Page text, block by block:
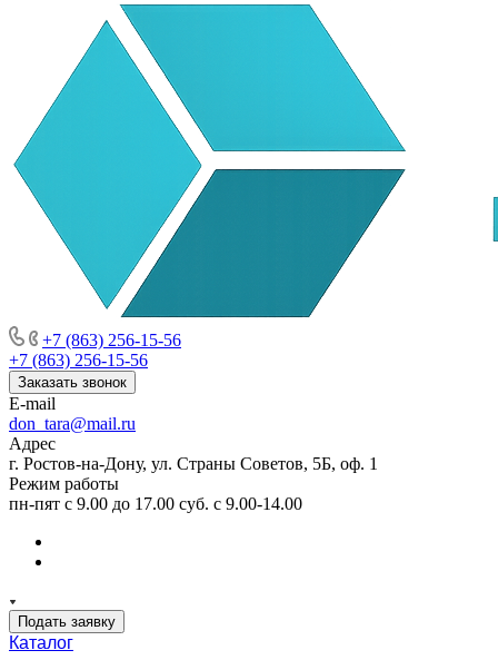
+7 (863) 256-15-56
+7 (863) 256-15-56
Заказать звонок
E-mail
don_tara@mail.ru
Адрес
г. Ростов-на-Дону, ул. Страны Советов, 5Б, оф. 1
Режим работы
пн-пят с 9.00 до 17.00 суб. с 9.00-14.00
Подать заявку
Каталог